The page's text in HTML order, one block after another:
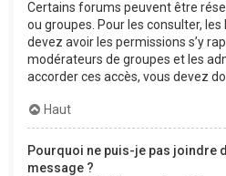
Certains forums peuvent être
ou groupes. Pour les consulter, les
devez avoir les permissions s’y
modérateurs de groupes et les
accorder ces accès, vous devez
Haut
Pourquoi ne puis-je pas joindre
message ?